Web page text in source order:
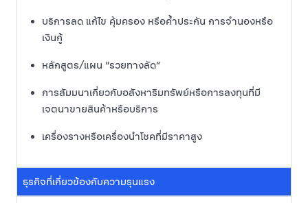
บริการลด แก้ไข คุ้มครอง หรือค้ำประกัน การจำนองหรือ
เงินกู้
หลักสูตร/แผน “รวยทางลัด”
การสัมมนาเกี่ยวกับอสังหาริมทรัพย์หรือการลงทุนที่มี
เจตนาขายสินค้าหรือบริการ
เครื่องรางหรือเครื่องนำโชคที่มีราคาสูง
ธุรกิจที่เกี่ยวข้องกับความรุนแรง